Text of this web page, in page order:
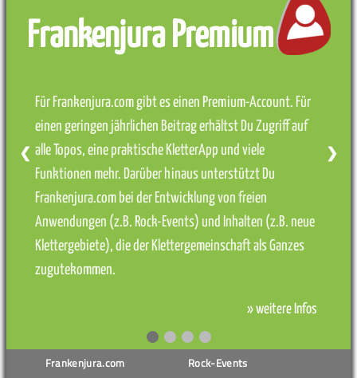
Frankenjura Premium
Für Frankenjura.com gibt es einen Premium-Account. Für
einen geringen jährlichen Beitrag erhältst Du Zugriff auf
alle Topos, eine praktische KletterApp und viele
Funktionen mehr. Darüber hinaus unterstützt Du
Frankenjura.com bei der Entwicklung von freien
Anwendungen (z.B. Rock-Events) und Inhalten (z.B. neue
Klettergebiete), die der Klettergemeinschaft als Ganzes
zugutekommen.
» weitere Infos
❮ ❯
Frankenjura.com Rock-Events